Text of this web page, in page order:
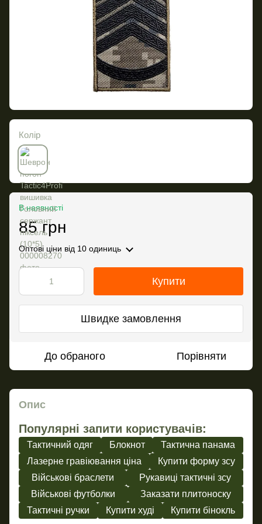
Колір
В наявності
85 грн
Оптові ціни від 10 одиниць
Купити
Швидке замовлення
До обраного Порівняти
Опис
Популярні запити користувачів:
Тактичний одяг Блокнот
Тактична панама
Лазерне гравіювання ціна
Купити форму зсу
Військові браслети
Рукавиці тактичні зсу
Військові футболки
Заказати плитоноску
Тактичні ручки
Купити худі Купити бінокль